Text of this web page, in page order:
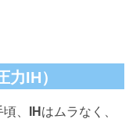
IH）
、 IH はムラなく、